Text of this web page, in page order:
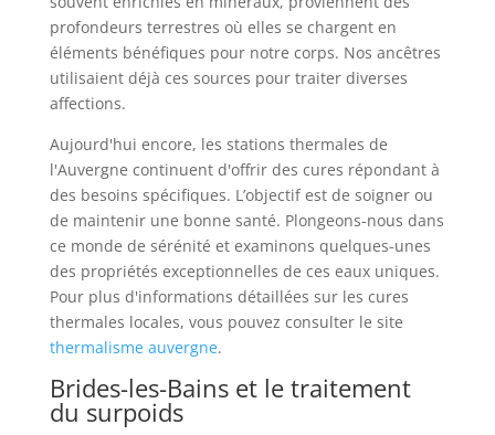
profondeurs terrestres où elles se chargent en
éléments bénéfiques pour notre corps. Nos ancêtres
utilisaient déjà ces sources pour traiter diverses
affections.
Aujourd'hui encore, les stations thermales de
l'Auvergne continuent d'offrir des cures répondant à
des besoins spécifiques. L’objectif est de soigner ou
de maintenir une bonne santé. Plongeons-nous dans
ce monde de sérénité et examinons quelques-unes
des propriétés exceptionnelles de ces eaux uniques.
Pour plus d'informations détaillées sur les cures
thermales locales, vous pouvez consulter le site
thermalisme auvergne.
Brides-les-Bains et le traitement
du surpoids